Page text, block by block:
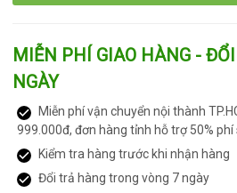
MIỄN PHÍ GIAO HÀNG -
NGÀY
Miễn phí vận chuyển nội thành
999.000đ, đơn hàng tỉnh hỗ trợ 50% phí
Kiểm tra hàng trước khi nhận hàng
Đổi trả hàng trong vòng 7 ngày